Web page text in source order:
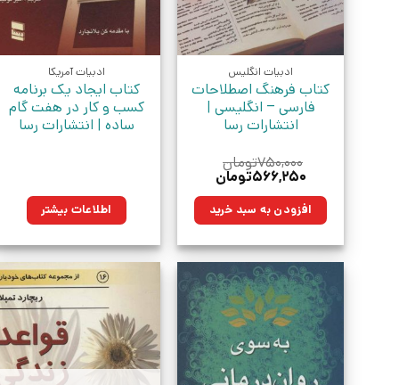
ادبیات انگلیس
کتاب فرهنگ اصطلاحات
فارسی – انگلیسی |
انتشارات رسا
۷۵۰,۰۰۰تومان
قیمت
۷۵۰,۰۰۰تومان
بود.
۵۶۶,۲۵۰تومان
۵۶۶,۲۵۰تومان.افزودن به سبد خرید
ادبیات آمریکا
کتاب ایجاد یک برنامه
کسب و کار در هفت گام
ساده | انتشارات رسا
اطلاعات بیشتر